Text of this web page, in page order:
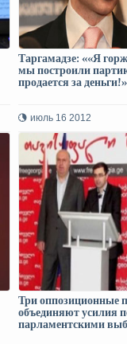
Таргамадзе: ««Я
мы построили
продается за деньги!»
июль 16 2012
Три оппозиционные
объединяют усилия
парламентскими